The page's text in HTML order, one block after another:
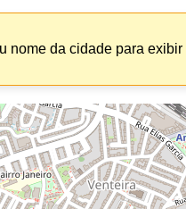
nome da cidade para